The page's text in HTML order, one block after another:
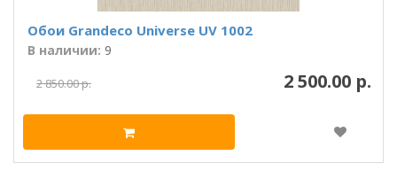
Обои Grandeco Universe UV 1002
В наличии: 9
2 500.00 р.
2 850.00 р.